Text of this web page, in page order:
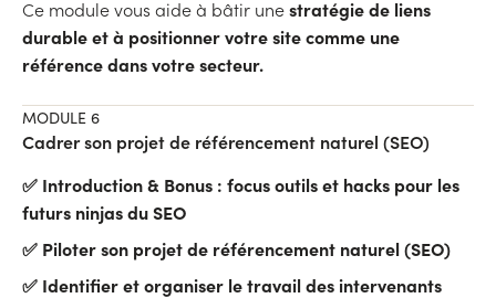
Ce module vous aide à bâtir unestratégie de liens
durable et à positionner votre site comme une
référence dans votre secteur.
MODULE 6
Cadrer son projet de référencement naturel (SEO)
✅ Introduction & Bonus : focus outils et hacks pour les
futurs ninjas du SEO
✅ Piloter son projet de référencement naturel (SEO)
✅ Identifier et organiser le travail des intervenants